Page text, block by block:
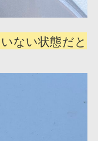
ない状態だと